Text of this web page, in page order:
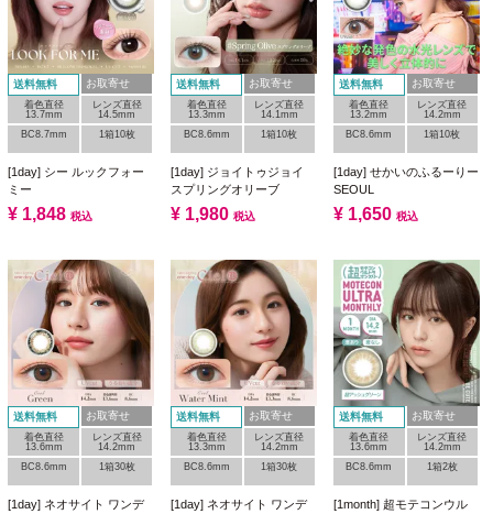
送料無料 お取寄せ
着色直径
13.7mm
レンズ直径
14.5mm
BC8.7mm
1箱10枚
[1day] シー ルックフォー
ミー
¥ 1,848 税込
送料無料 お取寄せ
着色直径
13.3mm
レンズ直径
14.1mm
BC8.6mm
1箱10枚
[1day] ジョイトゥジョイ
スプリングオリーブ
¥ 1,980 税込
送料無料 お取寄せ
着色直径
13.2mm
レンズ直径
14.2mm
BC8.6mm
1箱10枚
[1day] せかいのふるーりー
SEOUL
¥ 1,650 税込
送料無料 お取寄せ
着色直径
13.6mm
レンズ直径
14.2mm
BC8.6mm
1箱30枚
[1day] ネオサイト ワンデ
送料無料 お取寄せ
着色直径
13.3mm
レンズ直径
14.2mm
BC8.6mm
1箱30枚
[1day] ネオサイト ワンデ
送料無料 お取寄せ
着色直径
13.6mm
レンズ直径
14.2mm
BC8.6mm
1箱2枚
[1month] 超モテコンウル